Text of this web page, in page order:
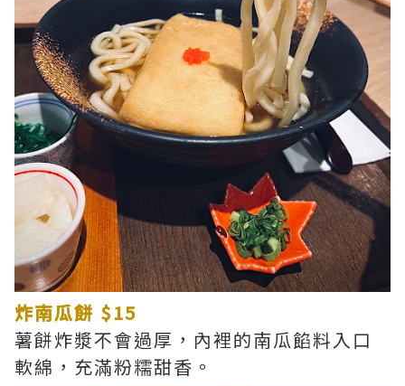
炸南瓜餅 $15
薯餅炸漿不會過厚，內裡的南瓜餡料入口
軟綿，充滿粉糯甜香。